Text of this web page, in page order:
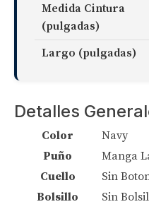
Medida Cintura
(pulgadas)
Largo (pulgadas)
Detalles
Color
Navy
Puño
Manga
Cuello
Sin
Bolsillo
Sin